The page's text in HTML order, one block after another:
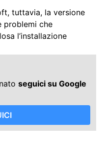
tuttavia, la versione
problemi che
l’installazione
seguici su Google